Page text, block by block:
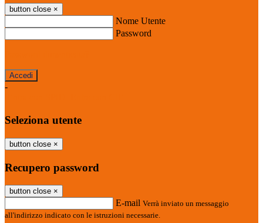
button close ×
Nome Utente
Password
-
Seleziona utente
button close ×
Recupero password
button close ×
E-mail Verrà inviato un messaggio
all'indirizzo indicato con le istruzioni necessarie.